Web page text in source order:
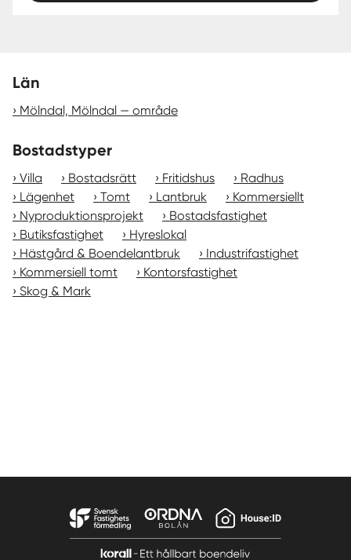
Län
Mölndal, Mölndal — område
Bostadstyper
Villa Bostadsrätt Fritidshus
Radhus
Lägenhet
Tomt Lantbruk
Kommersiellt
Nyproduktionsprojekt
Bostadsfastighet
Butiksfastighet
Hyreslokal
Hästgård & Boendelantbruk
Industrifastighet
Kommersiell tomt
Kontorsfastighet
Skog & Mark